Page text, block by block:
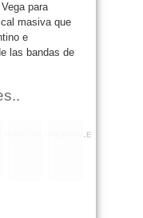
para
masiva que
e
las bandas de
INCREIBLE